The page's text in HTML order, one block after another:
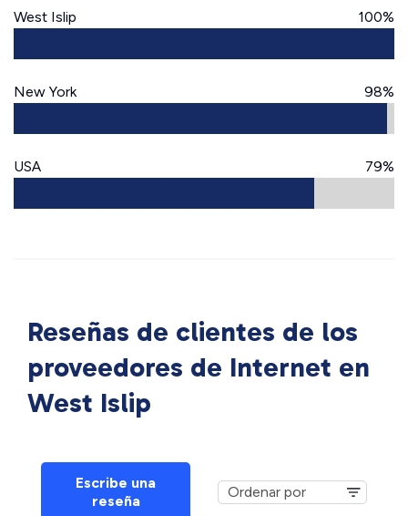
West Islip 100%
New York 98%
USA 79%
Reseñas de clientes de los
proveedores de Internet en
West Islip
Escribe una
reseña